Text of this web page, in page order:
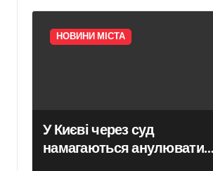
організаторів схеми чекає
суд
НОВИНИ МІСТА
У Києві через суд
намагаються анулювати